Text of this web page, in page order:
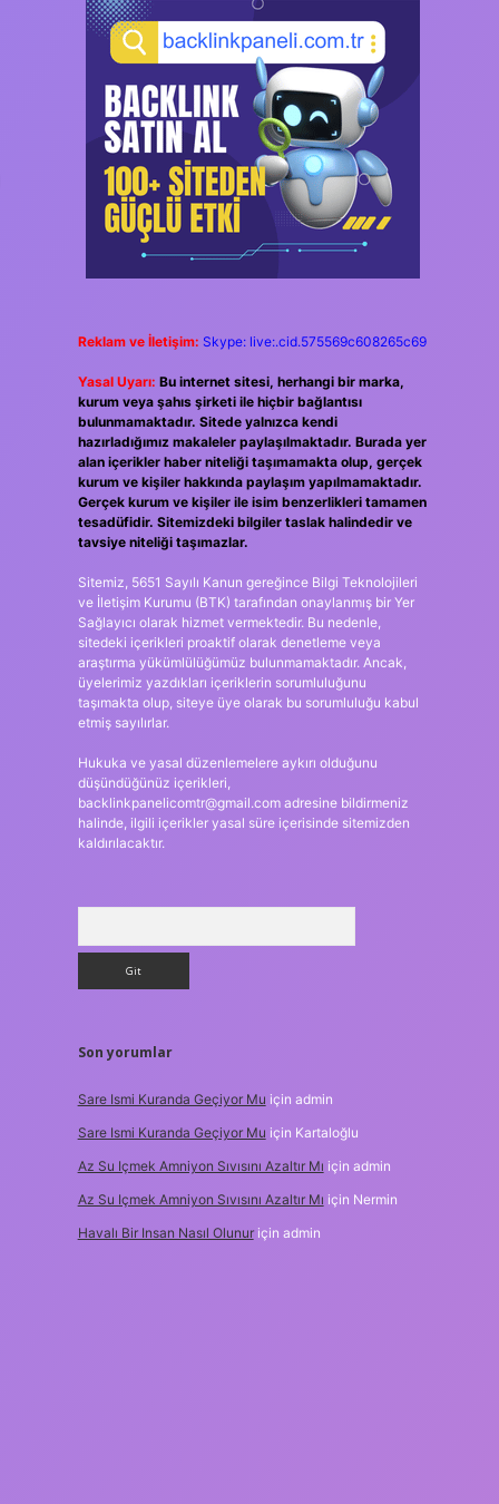
Reklam ve İletişim: Skype: live:.cid.575569c608265c69
Yasal Uyarı: Bu internet sitesi, herhangi bir marka,
kurum veya şahıs şirketi ile hiçbir bağlantısı
bulunmamaktadır. Sitede yalnızca kendi
hazırladığımız makaleler paylaşılmaktadır. Burada yer
alan içerikler haber niteliği taşımamakta olup, gerçek
kurum ve kişiler hakkında paylaşım yapılmamaktadır.
Gerçek kurum ve kişiler ile isim benzerlikleri tamamen
tesadüfidir. Sitemizdeki bilgiler taslak halindedir ve
tavsiye niteliği taşımazlar.
Sitemiz, 5651 Sayılı Kanun gereğince Bilgi Teknolojileri
ve İletişim Kurumu (BTK) tarafından onaylanmış bir Yer
Sağlayıcı olarak hizmet vermektedir. Bu nedenle,
sitedeki içerikleri proaktif olarak denetleme veya
araştırma yükümlülüğümüz bulunmamaktadır. Ancak,
üyelerimiz yazdıkları içeriklerin sorumluluğunu
taşımakta olup, siteye üye olarak bu sorumluluğu kabul
etmiş sayılırlar.
Hukuka ve yasal düzenlemelere aykırı olduğunu
düşündüğünüz içerikleri,
backlinkpanelicomtr@gmail.comadresine bildirmeniz
halinde, ilgili içerikler yasal süre içerisinde sitemizden
kaldırılacaktır.
Son yorumlar
Sare Ismi Kuranda Geçiyor Mu için admin
Sare Ismi Kuranda Geçiyor Mu için Kartaloğlu
Az Su Içmek Amniyon Sıvısını Azaltır Mı için admin
Az Su Içmek Amniyon Sıvısını Azaltır Mı için Nermin
Havalı Bir Insan Nasıl Olunuriçin admin